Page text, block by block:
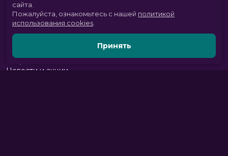
Скоро в кино
Новости и акции
сайта.
Пожалуйста, ознакомьтесь с нашей политикой
использования cookies
Принять